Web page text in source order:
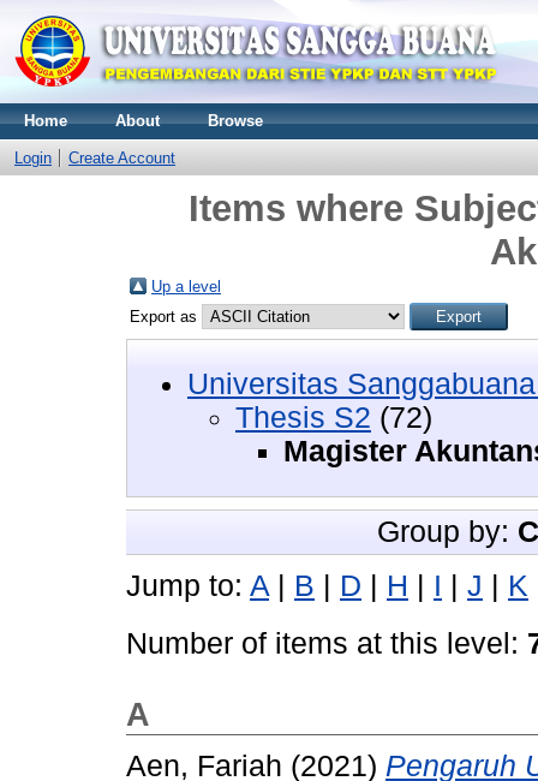
Home About Browse
Login Create Account
Items where
Up a level
Export as
Universitas
Thesis S2 (72)
Magister
Group by:
Jump to: A | B | D | H | I | J | K
Number of items at this level:
A
Aen, Fariah (2021) Pengaruh